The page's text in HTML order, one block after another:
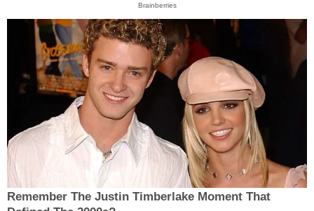
Brainberries
Remember The Justin Timberlake Moment That